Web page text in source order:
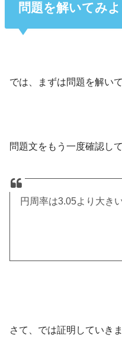
問題を解いてみよ
では、まずは問題を解い
問題文をもう一度確認し
円周率は3.05より大き
さて、では証明していき